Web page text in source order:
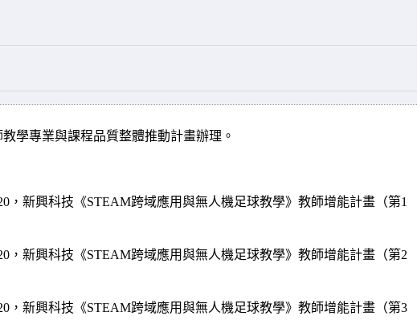
學專業與課程品質整體推動計畫辦理。
，新興科技《STEAM跨域應用與無人機足球教學》教師增能計畫（第1
，新興科技《STEAM跨域應用與無人機足球教學》教師增能計畫（第2
，新興科技《STEAM跨域應用與無人機足球教學》教師增能計畫（第3